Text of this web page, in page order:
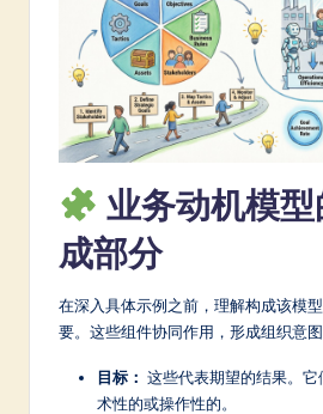
业务动机模
成部分
在深入具体示例之前，理解构成该模
要。这些组件协同作用，形成组织意图
目标： 这些代表期望的结果。
术性的或操作性的。